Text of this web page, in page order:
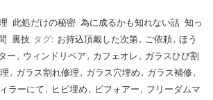
此処だけの秘密 為に成るかも知れない話 知っ
裏技 タグ: お持込頂戴した次第, ご依頼, ほう
ー , ウィンドリペア , カフェオレ , ガラスひび割
, ガラス割れ修理 , ガラス穴埋め , ガラス補修,
ラーにて , ヒビ埋め , ビフォアー , フリーダムマ